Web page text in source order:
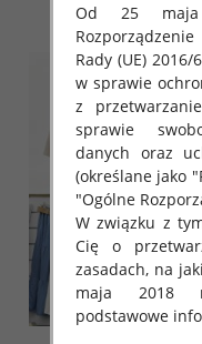
Od 25 maja
Rady (UE)
w sprawie
z
sprawie
danych oraz
(określane jako
"Ogólne
W związku z
Cię o
zasadach, na
maja 2018
podstawowe